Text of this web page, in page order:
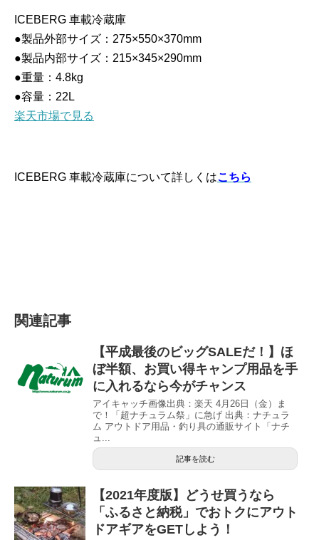
ICEBERG 車載冷蔵庫
●製品外部サイズ：275×550×370mm
●製品内部サイズ：215×345×290mm
●重量：4.8kg
●容量：22L
楽天市場で見る
ICEBERG 車載冷蔵庫について詳しくはこちら
関連記事
【平成最後のビッグSALEだ！】ほ
ぼ半額、お買い得キャンプ用品を手
に入れるなら今がチャンス
アイキャッチ画像出典：楽天 4月26日（金）ま
で！「超ナチュラム祭」に急げ 出典：ナチュラ
ム アウトドア用品・釣り具の通販サイト「ナチ
ュ...
記事を読む
【2021年度版】どうせ買うなら
「ふるさと納税」でおトクにアウト
ドアギアをGETしよう！